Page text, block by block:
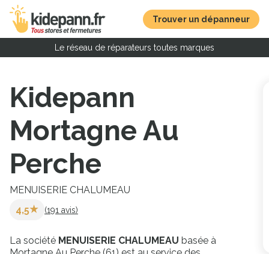
Trouver un dépanneur
Le réseau de réparateurs toutes marques
Kidepann
Mortagne Au
Perche
MENUISERIE CHALUMEAU
4,5
(191 avis)
La société MENUISERIE CHALUMEAU basée à